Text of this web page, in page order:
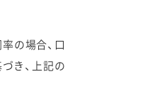
の場合、口
き、上記の